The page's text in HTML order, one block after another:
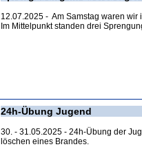
12.07.2025 - Am Samstag waren
Im Mittelpunkt standen drei
24h-Übung Jugend
30. - 31.05.2025 - 24h-Übung der
löschen eines Brandes.